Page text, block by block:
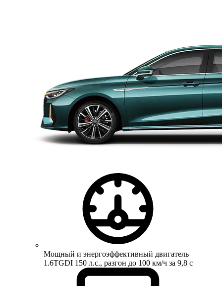
Мощный и энергоэффективный двигатель
1.6TGDI 150 л.с., разгон до 100 км/ч за 9,8 с